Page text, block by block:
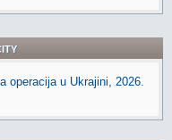
operacija u Ukrajini, 2026.